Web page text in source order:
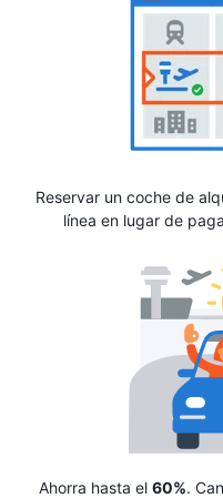
Reservar un coche de
línea en lugar de
Ahorra hasta el 60%.